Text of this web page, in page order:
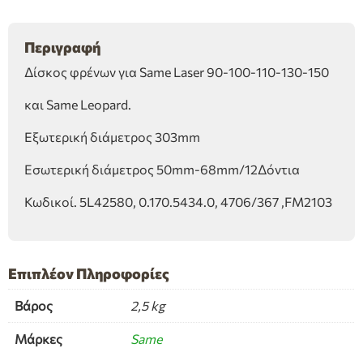
Περιγραφή
Δίσκος φρένων για Same Laser 90-100-110-130-150
και Same Leopard.
Εξωτερική διάμετρος 303mm
Εσωτερική διάμετρος 50mm-68mm/12Δόντια
Κωδικοί. 5L42580, 0.170.5434.0, 4706/367 ,FM2103
Επιπλέον Πληροφορίες
Βάρος 2,5 kg
Μάρκες Same